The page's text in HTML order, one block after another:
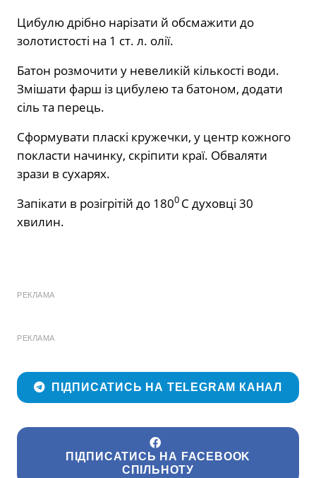
Цибулю дрібно нарізати й обсмажити до
золотистості на 1 ст. л. олії.
Батон розмочити у невеликій кількості води.
Змішати фарш із цибулею та батоном, додати
сіль та перець.
Сформувати пласкі кружечки, у центр кожного
покласти начинку, скріпити краї. Обваляти
зрази в сухарях.
Запікати в розігрітій до 1800 С духовці 30
хвилин.
РЕКЛАМА
РЕКЛАМА
ПІДПИСАТИСЬ НА TELEGRAM КАНАЛ
ПІДПИСАТИСЬ НА FACEBOOK
СПІЛЬНОТУ